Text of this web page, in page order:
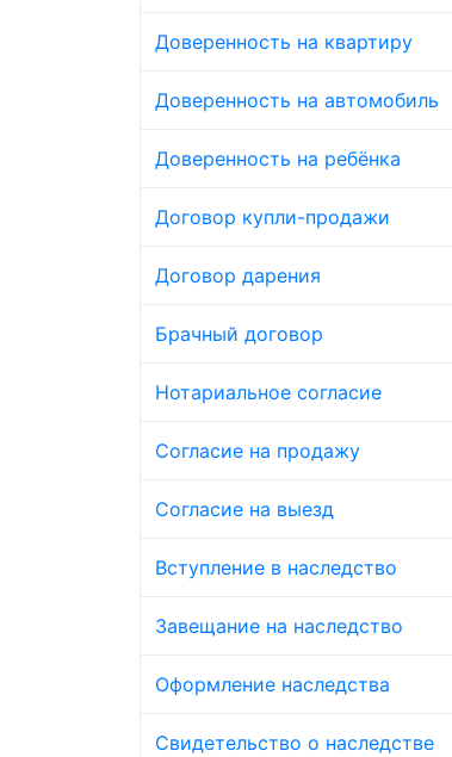
Доверенность на квартиру
Доверенность на автомобиль
Доверенность на ребёнка
Договор купли-продажи
Договор дарения
Брачный договор
Нотариальное согласие
Согласие на продажу
Согласие на выезд
Вступление в наследство
Завещание на наследство
Оформление наследства
Свидетельство о наследстве